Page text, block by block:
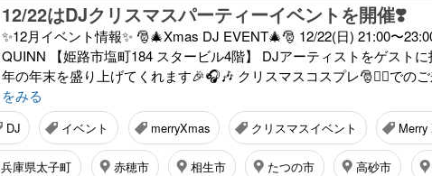
12/22はDJクリスマスパーティーイベントを開催❣️
✨12月イベント情報✨ 🎅🎄Xmas DJ EVENT🎄🎅 12/22(日) 21:00〜
QUINN 【姫路市塩町184 スタービル4階】 DJアーティストをゲスト
年の年末を盛り上げてくれます🎉🎧🎶 クリスマスコスプレ🎅👯‍♀️での
をみる
DJ イベント merryXmas クリスマスイベント Merry
兵庫県太子町 赤穂市 相生市 たつの市 高砂市